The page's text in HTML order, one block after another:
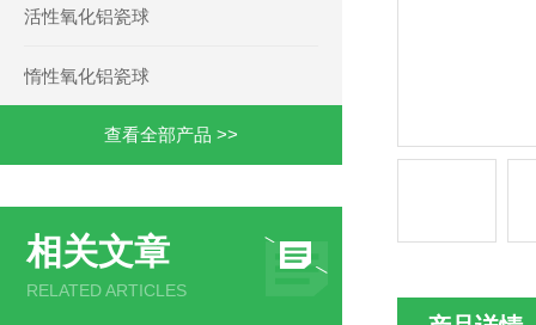
活性氧化铝瓷球
惰性氧化铝瓷球
查看全部产品 >>
相关文章
RELATED ARTICLES